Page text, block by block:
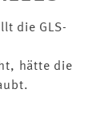
die GLS-
hätte die